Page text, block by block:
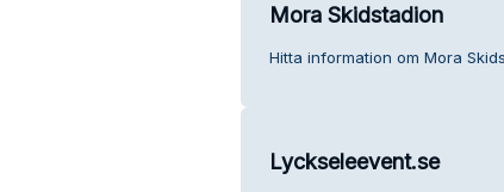
Mora Skidstadion
Hitta information om Mora
Lyckseleevent.se